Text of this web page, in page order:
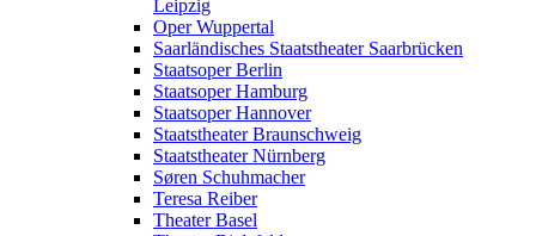
Leipzig
Oper Wuppertal
Saarländisches Staatstheater Saarbrücken
Staatsoper Berlin
Staatsoper Hamburg
Staatsoper Hannover
Staatstheater Braunschweig
Staatstheater Nürnberg
Søren Schuhmacher
Teresa Reiber
Theater Basel